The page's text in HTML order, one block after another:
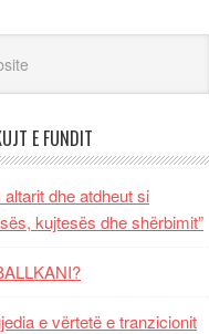
E FUNDIT
dhe atdheut si
kujtesës dhe shërbimit”
e vërtetë e tranzicionit